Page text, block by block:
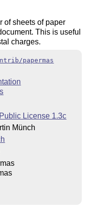
of sheets of paper
This is useful
charges.
papermas
License 1.3c
Münch